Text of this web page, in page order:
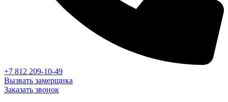
+7 812 209-10-49
Вызвать замерщика
Заказать звонок